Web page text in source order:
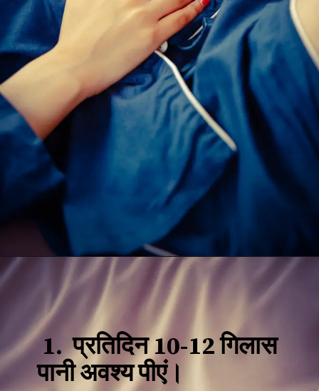
1. प्रतिदिन 10-12 गिलास
पानी अवश्य पीएं।